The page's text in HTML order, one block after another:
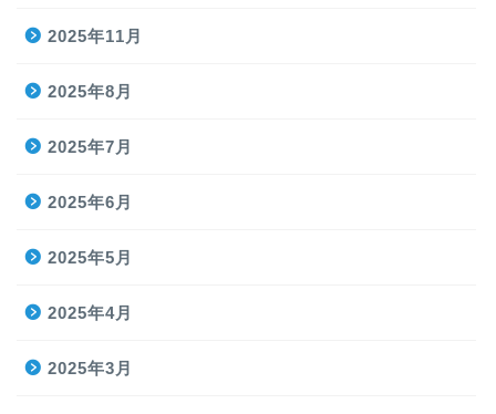
2025年11月
2025年8月
2025年7月
2025年6月
2025年5月
2025年4月
2025年3月